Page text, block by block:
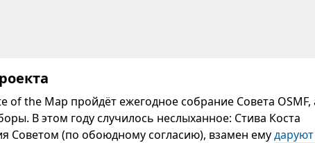
of the Map пройдёт ежегодное собрание Совета OSMF,
В этом году случилось неслыханное: Стива Коста
Советом (по обоюдному согласию), взамен емударуют